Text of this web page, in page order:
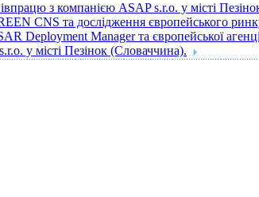
з компанією ASAP s.r.o. у місті
CNS та дослідження європейського
Deployment Manager та європейської
у місті Пезінок (Словаччина).